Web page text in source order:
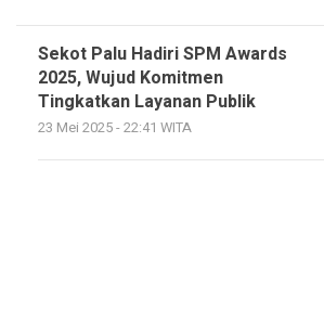
Sekot Palu Hadiri SPM Awards
2025, Wujud Komitmen
Tingkatkan Layanan Publik
23 Mei 2025 - 22:41 WITA